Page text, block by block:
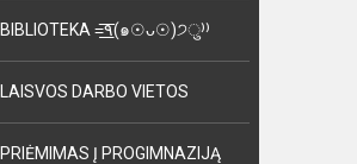
BIBLIOTEKA =͟͟͞͞٩(๑☉ᴗ☉)੭ु⁾⁾
LAISVOS DARBO VIETOS
PRIĖMIMAS Į PROGIMNAZIJĄ